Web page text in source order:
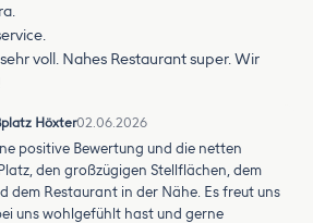
voll. Nahes Restaurant super. Wir
Höxter02.06.2026
positive Bewertung und die netten
den großzügigen Stellflächen, dem
dem Restaurant in der Nähe. Es freut uns
uns wohlgefühlt hast und gerne